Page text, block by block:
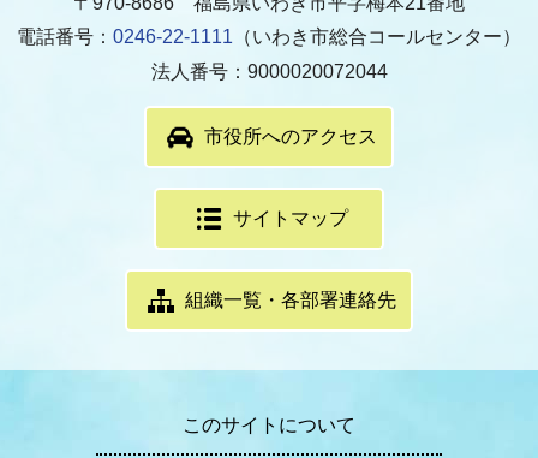
電話番号： 0246-22-1111 （いわき市総合コールセンター）
法人番号：9000020072044
市役所へのアクセス
サイトマップ
組織一覧・各部署連絡先
このサイトについて